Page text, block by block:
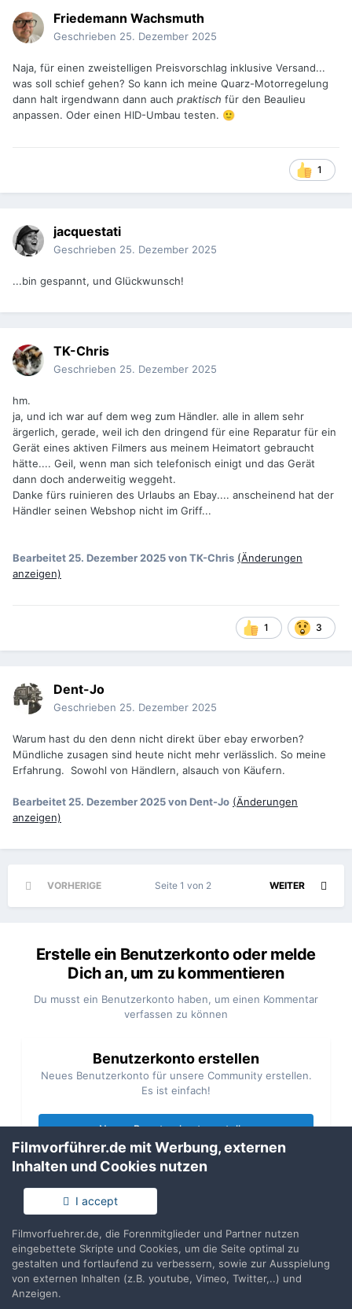
Friedemann Wachsmuth
Geschrieben 25. Dezember 2025
Naja, für einen zweistelligen Preisvorschlag inklusive Versand...
was soll schief gehen? So kann ich meine Quarz-Motorregelung
dann halt irgendwann dann auch praktisch für den Beaulieu
anpassen. Oder einen HID-Umbau testen. 🙂
1
jacquestati
Geschrieben 25. Dezember 2025
...bin gespannt, und Glückwunsch!
TK-Chris
Geschrieben 25. Dezember 2025
hm.
ja, und ich war auf dem weg zum Händler. alle in allem sehr
ärgerlich, gerade, weil ich den dringend für eine Reparatur für ein
Gerät eines aktiven Filmers aus meinem Heimatort gebraucht
hätte.... Geil, wenn man sich telefonisch einigt und das Gerät
dann doch anderweitig weggeht.
Danke fürs ruinieren des Urlaubs an Ebay.... anscheinend hat der
Händler seinen Webshop nicht im Griff...
Bearbeitet 25. Dezember 2025von TK-Chris (Änderungen
anzeigen)
1 3
Dent-Jo
Geschrieben 25. Dezember 2025
Warum hast du den denn nicht direkt über ebay erworben?
Mündliche zusagen sind heute nicht mehr verlässlich. So meine
Erfahrung. Sowohl von Händlern, alsauch von Käufern.
Bearbeitet 25. Dezember 2025von Dent-Jo (Änderungen
anzeigen)
VORHERIGE WEITER
Seite 1 von 2
Erstelle ein Benutzerkonto oder melde
Dich an, um zu kommentieren
Du musst ein Benutzerkonto haben, um einen Kommentar
verfassen zu können
Benutzerkonto erstellen
Neues Benutzerkonto für unsere Community erstellen.
Es ist einfach!
Neues Benutzerkonto erstellen
Anmelden
Du hast bereits ein Benutzerkonto? Melde Dich hier an.
Jetzt anmelden
Filmvorführer.de mit Werbung, externen
Inhalten und Cookies nutzen
I accept
Filmvorfuehrer.de, die Forenmitglieder und Partner nutzen
eingebettete Skripte und Cookies, um die Seite optimal zu
gestalten und fortlaufend zu verbessern, sowie zur Ausspielung
von externen Inhalten (z.B. youtube, Vimeo, Twitter,..) und
Anzeigen.